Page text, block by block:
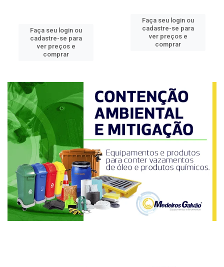
Faça seu login ou
cadastre-se para
ver preços e
comprar
Faça seu login ou
cadastre-se para
ver preços e
comprar